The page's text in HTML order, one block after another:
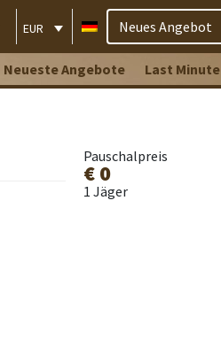
EUR Neues Angebot
Neueste Angebote Last Minute
Pauschalpreis
€ 0
1 Jäger